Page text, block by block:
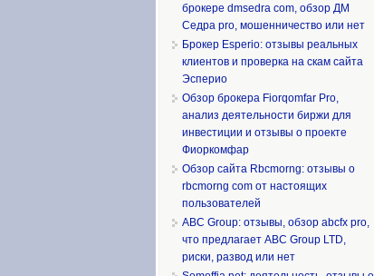
брокере dmsedra com, обзор ДМ
Седра pro, мошенничество или нет
Брокер Esperio: отзывы реальных
клиентов и проверка на скам сайта
Эсперио
Обзор брокера Fiorqomfar Pro,
анализ деятельности биржи для
инвестиции и отзывы о проекте
Фиоркомфар
Обзор сайта Rbcmorng: отзывы о
rbcmorng com от настоящих
пользователей
ABC Group: отзывы, обзор abcfx pro,
что предлагает ABC Group LTD,
риски, развод или нет